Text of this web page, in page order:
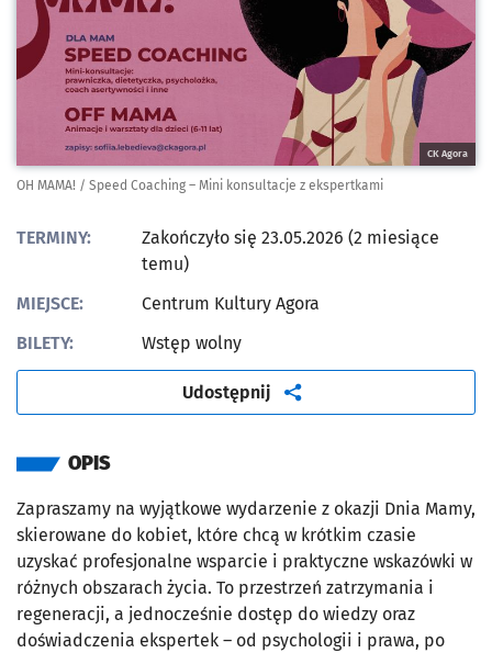
CK Agora
OH MAMA! / Speed Coaching – Mini konsultacje z ekspertkami
TERMINY:
Zakończyło się 23.05.2026 (2 miesiące
temu)
MIEJSCE:
Centrum Kultury Agora
BILETY:
Wstęp wolny
Udostępnij artykuł
OPIS
Zapraszamy na wyjątkowe wydarzenie z okazji Dnia Mamy,
skierowane do kobiet, które chcą w krótkim czasie
uzyskać profesjonalne wsparcie i praktyczne wskazówki w
różnych obszarach życia. To przestrzeń zatrzymania i
regeneracji, a jednocześnie dostęp do wiedzy oraz
doświadczenia ekspertek – od psychologii i prawa, po